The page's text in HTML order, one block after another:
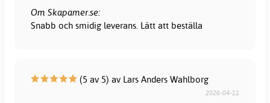
Om Skapamer.se:
Snabb och smidig leverans. Lätt att beställa
(5 av 5) av Lars Anders Wahlborg
2026-04-11